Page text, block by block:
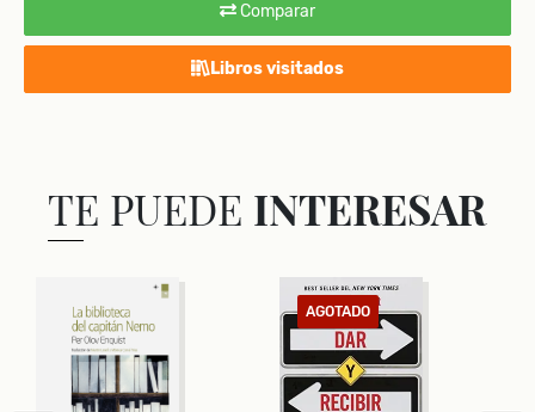
Comparar
Libros visitados
TE PUEDE INTERESAR
AGOTADO